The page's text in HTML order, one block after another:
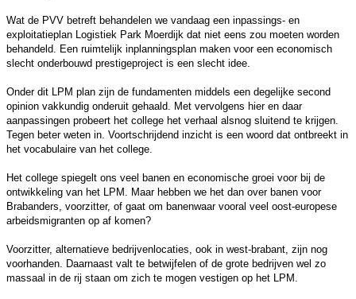
Wat de PVV betreft behandelen we vandaag een inpassings- en
exploitatieplan Logistiek Park Moerdijk dat niet eens zou moeten worden
behandeld.
Een ruimtelijk inplanningsplan maken voor een economisch
slecht onderbouwd prestigeproject is een slecht idee.
Onder dit LPM plan zijn de fundamenten middels een degelijke second
opinion vakkundig onderuit gehaald. Met vervolgens hier en daar
aanpassingen probeert het college het verhaal alsnog sluitend te krijgen.
Tegen beter weten in. Voortschrijdend inzicht is een woord dat ontbreekt in
het vocabulaire van het college.
Het college spiegelt ons veel banen en economische groei voor bij de
ontwikkeling van het LPM. Maar hebben we het dan over banen voor
Brabanders, voorzitter, of gaat om banenwaar vooral veel oost-europese
arbeidsmigranten op af komen?
Voorzitter, alternatieve bedrijvenlocaties, ook in west-brabant, zijn nog
voorhanden. Daarnaast valt te betwijfelen of de grote bedrijven wel zo
massaal in de rij staan om zich te mogen vestigen op het LPM.